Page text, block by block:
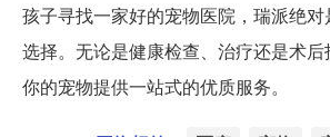
孩子寻找一家好的宠物医院，瑞派绝
选择。无论是健康检查、治疗还是术
你的宠物提供一站式的优质服务。